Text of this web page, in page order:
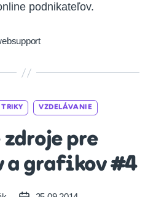
podnikateľov.
Categories
VZDELÁVANIE
pre
a grafikov #4